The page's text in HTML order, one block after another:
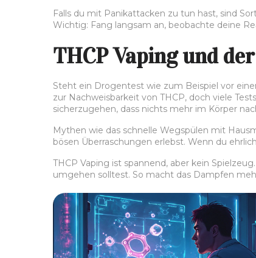
Falls du mit Panikattacken zu tun hast, sind
Wichtig: Fang langsam an, beobachte deine
THCP Vaping und
Steht ein Drogentest wie zum Beispiel vor
zur Nachweisbarkeit von THCP, doch viele
sicherzugehen, dass nichts mehr im Körper
Mythen wie das schnelle Wegspülen mit
bösen Überraschungen erlebst. Wenn du
THCP Vaping ist spannend, aber kein
umgehen solltest. So macht das Dampfen